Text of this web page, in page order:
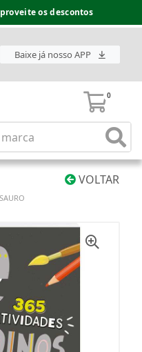
os descontos
Baixe já nosso APP
0
VOLTAR